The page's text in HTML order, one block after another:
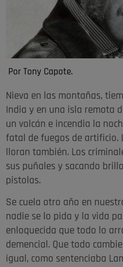
Por Tony Capote.
Nieva en las montañas,
India y en una isla remota
un volcán e incendia la
fatal de fuegos de artificio.
lloran también. Los
sus puñales y sacando
pistolas.
Se cuela otro año en
nadie se lo pida y la vida
enloquecida que todo lo
demencial. Que todo
igual, como sentenciaba